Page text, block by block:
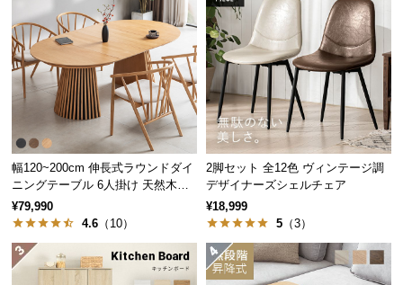
型
商
品
の
送
に
つ
い
て
小
幅120~200cm 伸長式ラウンドダイ
ニングテーブル 6人掛け 天然木突
板 美しい格子デザイン
¥79,990
4.6 （10）
2脚セット 全12色 ヴィンテージ調
デザイナーズシェルチェア
¥18,999
5 （3）